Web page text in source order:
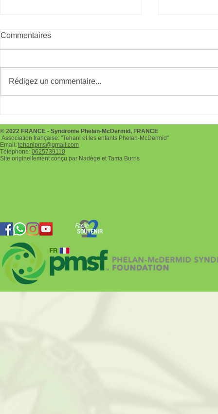
Commentaires
Rédigez un commentaire...
© 2022 FRANCE - Syndrome Phelan-McDermid, FRANCE
Association française: "Tehani et les enfants Phelan-McDermid"
Email: tehanipms@gmail.com
Téléphone: 0625739110
Site originellement conçu par Nadège et Tama Burns